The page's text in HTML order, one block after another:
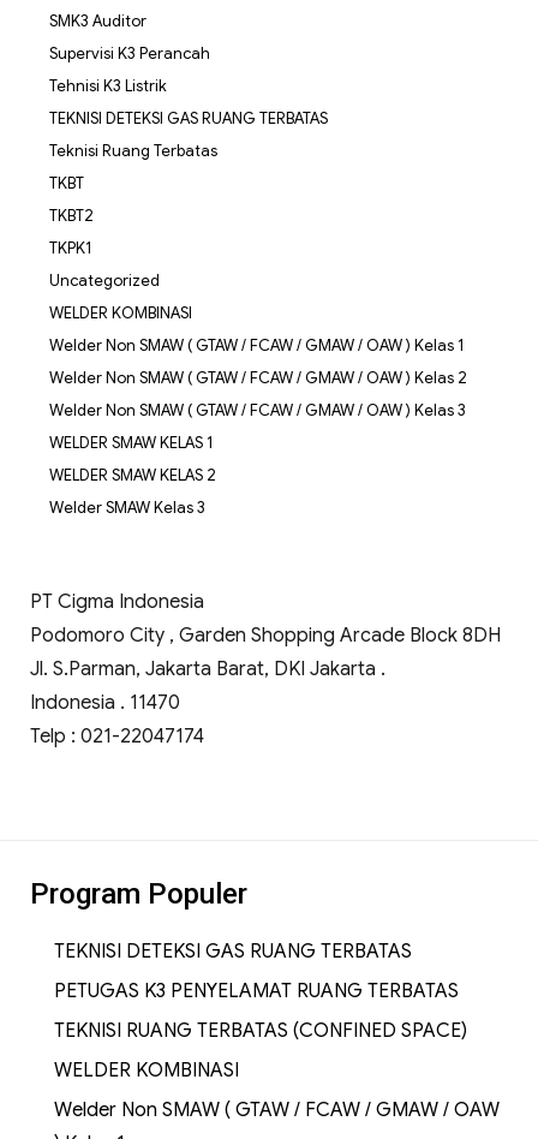
SMK3 Auditor
Supervisi K3 Perancah
Tehnisi K3 Listrik
TEKNISI DETEKSI GAS RUANG TERBATAS
Teknisi Ruang Terbatas
TKBT
TKBT2
TKPK1
Uncategorized
WELDER KOMBINASI
Welder Non SMAW ( GTAW / FCAW / GMAW / OAW ) Kelas 1
Welder Non SMAW ( GTAW / FCAW / GMAW / OAW ) Kelas 2
Welder Non SMAW ( GTAW / FCAW / GMAW / OAW ) Kelas 3
WELDER SMAW KELAS 1
WELDER SMAW KELAS 2
Welder SMAW Kelas 3
PT Cigma Indonesia
Podomoro City , Garden Shopping Arcade Block 8DH
Jl. S.Parman, Jakarta Barat, DKI Jakarta .
Indonesia . 11470
Telp : 021-22047174
Program Populer
TEKNISI DETEKSI GAS RUANG TERBATAS
PETUGAS K3 PENYELAMAT RUANG TERBATAS
TEKNISI RUANG TERBATAS (CONFINED SPACE)
WELDER KOMBINASI
Welder Non SMAW ( GTAW / FCAW / GMAW / OAW